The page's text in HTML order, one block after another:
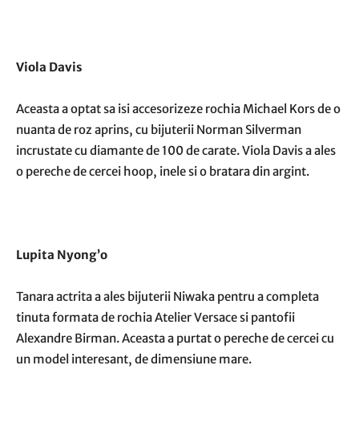
Viola Davis
Aceasta a optat sa isi accesorizeze rochia Michael Kors de o
nuanta de roz aprins, cu bijuterii Norman Silverman
incrustate cu diamante de 100 de carate. Viola Davis a ales
o pereche de cercei hoop, inele si o bratara din argint.
Lupita Nyong’o
Tanara actrita a ales bijuterii Niwaka pentru a completa
tinuta formata de rochia Atelier Versace si pantofii
Alexandre Birman. Aceasta a purtat o pereche de cercei cu
un model interesant, de dimensiune mare.